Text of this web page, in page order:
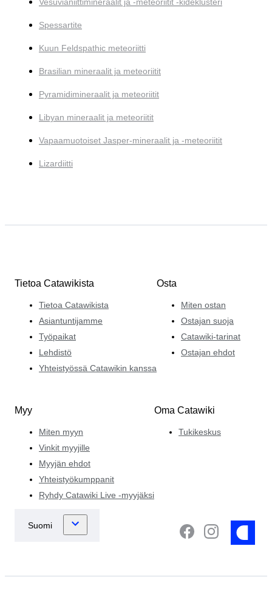
Vesuvianiittimineraalit ja -meteoriitit -kideklusteri
Spessartite
Kuun Feldspathic meteoriitti
Brasilian mineraalit ja meteoriitit
Pyramidimineraalit ja meteoriitit
Libyan mineraalit ja meteoriitit
Vapaamuotoiset Jasper-mineraalit ja -meteoriitit
Lizardiitti
Tietoa Catawikista
Tietoa Catawikista
Asiantuntijamme
Työpaikat
Lehdistö
Yhteistyössä Catawikin kanssa
Osta
Miten ostan
Ostajan suoja
Catawiki-tarinat
Ostajan ehdot
Myy
Miten myyn
Vinkit myyjille
Myyjän ehdot
Yhteistyökumppanit
Ryhdy Catawiki Live -myyjäksi
Oma Catawiki
Tukikeskus